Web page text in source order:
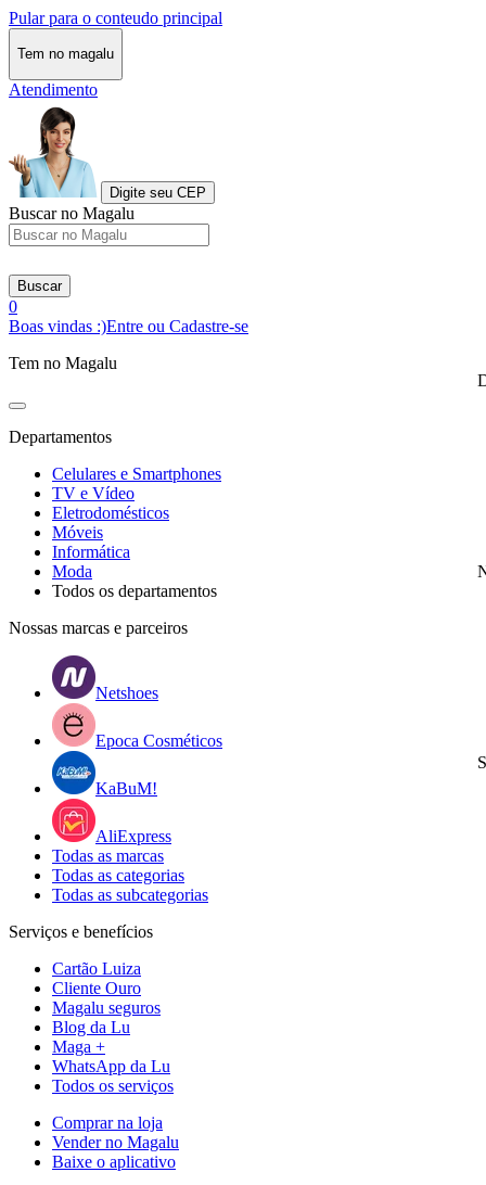
Pular para o conteudo principal
Tem no magalu
Atendimento
Digite seu CEP
Buscar no Magalu
Buscar
0
Boas vindas :)Entre ou Cadastre-se
Tem no Magalu
Departamentos
Celulares e Smartphones
TV e Vídeo
Eletrodomésticos
Móveis
Informática
Moda
Todos os departamentos
Nossas marcas e parceiros
Netshoes
Epoca Cosméticos
KaBuM!
AliExpress
Todas as marcas
Todas as categorias
Todas as subcategorias
Serviços e benefícios
Cartão Luiza
Cliente Ouro
Magalu seguros
Blog da Lu
Maga +
WhatsApp da Lu
Todos os serviços
Comprar na loja
Vender no Magalu
Baixe o aplicativo